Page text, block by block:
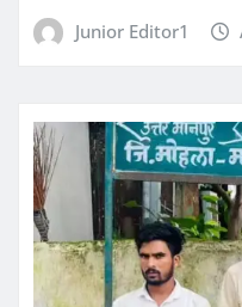
Junior Editor1